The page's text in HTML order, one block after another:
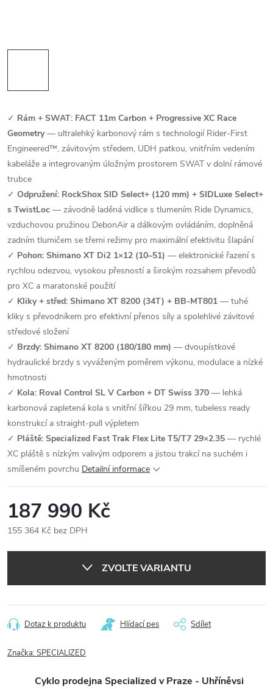
✓ Rám + SWAT: FACT 11m Carbon + Progressive XC Race
Geometry— ultralehký karbonový rám s technologií Rider-First
Engineered™, závitovým středem, UDH patkou, vnitřním vedením
kabeláže a integrovaným úložným prostorem SWAT v dolní rámové
trubce
✓ Odpružení: RockShox SID Select+ (120 mm) + SIDLuxe Select+
s TwistLoc — závodně laděná vidlice s tlumením Ride Dynamics,
vzduchovou pružinou DebonAir a dálkovým ovládáním, doplněná
zadním tlumičem se třemi režimy pro maximální efektivitu šlapání
✓ Pohon: Shimano XT Di2 1×12 (10–51) — elektronické řazení s
rychlou odezvou, vysokou přesností a širokým rozsahem převodů
pro XC a maratonské použití
✓ Kliky + střed: Shimano XT 8200 (34T) + BB-MT801 — tuhé
kliky s převodníkem pro efektivní přenos síly a spolehlivé závitové
středové složení
✓ Brzdy: Shimano XT 8200 (180/180 mm) — dvoupístkové
hydraulické brzdy s vyváženým poměrem výkonu, modulace a nízké
hmotnosti
✓ Kola: Roval Control SL V Carbon + DT Swiss 370 — lehká
karbonová zapletená kola s vnitřní šířkou 29 mm, tubeless ready
konstrukcí a straight-pull výpletem
✓ Pláště: Specialized Fast Trak Flex Lite T5/T7 29×2.35 — rychlé
XC pláště s nízkým valivým odporem a jistou trakcí na suchém i
smíšeném povrchu Detailní informace
187 990 Kč
155 364 Kč bez DPH
ZVOLTE VARIANTU
Dotaz k produktu Hlídací pes Sdílet
Značka:SPECIALIZED
Cyklo prodejna Specialized v Praze - Uhříněvsi